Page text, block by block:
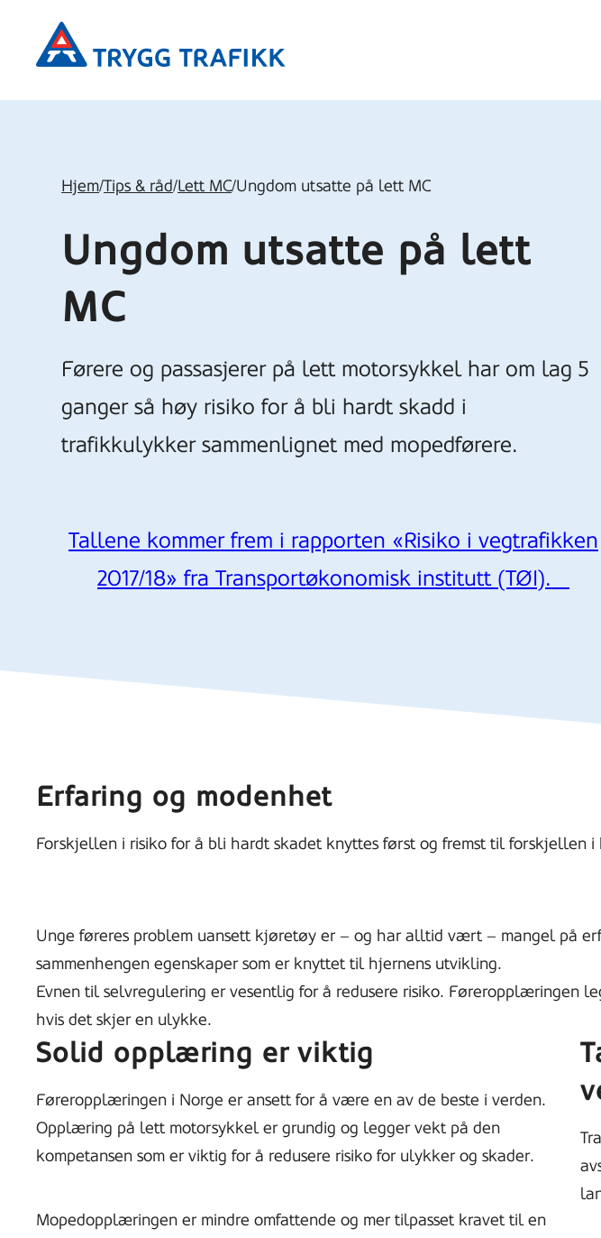
hovedinnhold
Trygg
Trafikk
Hjem/Tips & råd/Lett MC/Ungdom utsatte på lett MC
Ungdom utsatte på lett
MC
Førere og passasjerer på lett motorsykkel har om lag 5
ganger så høy risiko for å bli hardt skadd i
trafikkulykker sammenlignet med mopedførere.
Tallene kommer frem i rapporten «Risiko i vegtrafikken
2017/18» fra Transportøkonomisk institutt (TØI).
Erfaring og modenhet
Forskjellen i risiko for å bli hardt skadet knyttes først og fremst til forskjellen
Unge føreres problem uansett kjøretøy er – og har alltid vært – mangel på
sammenhengen egenskaper som er knyttet til hjernens utvikling.
Evnen til selvregulering er vesentlig for å redusere risiko. Føreropplæringen
hvis det skjer en ulykke.
Solid opplæring er viktig
Føreropplæringen i Norge er ansett for å være en av de beste i verden.
Opplæring på lett motorsykkel er grundig og legger vekt på den
kompetansen som er viktig for å redusere risiko for ulykker og skader.
Mopedopplæringen er mindre omfattende og mer tilpasset kravet til en